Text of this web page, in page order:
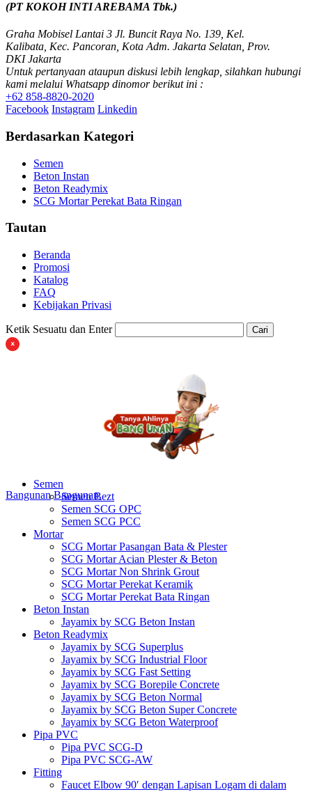
(PT KOKOH INTI AREBAMA Tbk.)
Graha Mobisel Lantai 3 Jl. Buncit Raya No. 139, Kel.
Kalibata, Kec. Pancoran, Kota Adm. Jakarta Selatan, Prov.
DKI Jakarta
Untuk pertanyaan ataupun diskusi lebih lengkap, silahkan hubungi
kami melalui Whatsapp dinomor berikut ini :
+62 858-8820-2020
Facebook Instagram Linkedin
Berdasarkan Kategori
Semen
Beton Instan
Beton Readymix
SCG Mortar Perekat Bata Ringan
Tautan
Beranda
Promosi
Katalog
FAQ
Kebijakan Privasi
Ketik Sesuatu dan Enter Cari
Bangunan Bangunan
Semen
Semen Bezt
Semen SCG OPC
Semen SCG PCC
Mortar
SCG Mortar Pasangan Bata & Plester
SCG Mortar Acian Plester & Beton
SCG Mortar Non Shrink Grout
SCG Mortar Perekat Keramik
SCG Mortar Perekat Bata Ringan
Beton Instan
Jayamix by SCG Beton Instan
Beton Readymix
Jayamix by SCG Superplus
Jayamix by SCG Industrial Floor
Jayamix by SCG Fast Setting
Jayamix by SCG Borepile Concrete
Jayamix by SCG Beton Normal
Jayamix by SCG Beton Super Concrete
Jayamix by SCG Beton Waterproof
Pipa PVC
Pipa PVC SCG-D
Pipa PVC SCG-AW
Fitting
Faucet Elbow 90′ dengan Lapisan Logam di dalam